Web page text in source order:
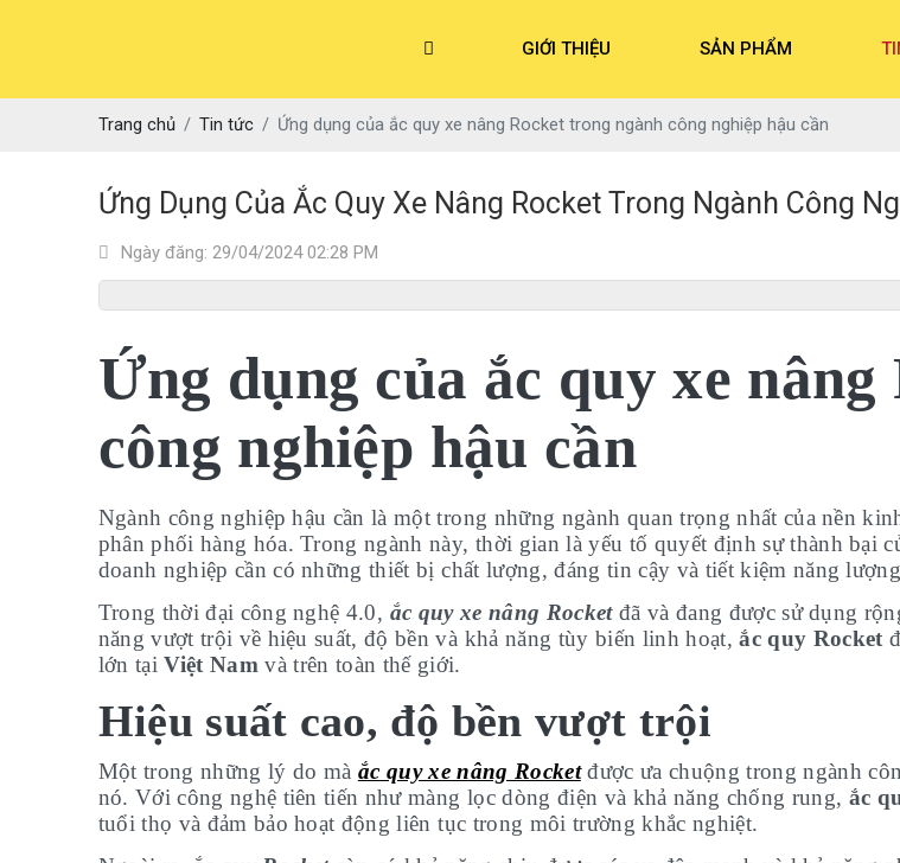
GIỚI THIỆU SẢN PHẨM
Trang chủ Tin tức Ứng dụng của ắc quy xe nâng Rocket trong ngành công nghiệp hậu cần
Ứng Dụng Của Ắc Quy Xe Nâng Rocket Trong Ngành Công
Ngày đăng: 29/04/2024 02:28 PM
Ứng dụng của ắc quy xe
công nghiệp hậu cần
Ngành công nghiệp hậu cần là một trong những ngành quan trọng nhất của nền
phân phối hàng hóa. Trong ngành này, thời gian là yếu tố quyết định sự thành bại
doanh nghiệp cần có những thiết bị chất lượng, đáng tin cậy và tiết kiệm năng
Trong thời đại công nghệ 4.0, ắc quy xe nâng Rocketđã và đang được sử dụng
năng vượt trội về hiệu suất, độ bền và khả năng tùy biến linh hoạt,ắc quy Rocket
lớn tạiViệt Nam và trên toàn thế giới.
Hiệu suất cao, độ bền vượt trội
Một trong những lý do mà ắc quy xe nâng Rocketđược ưa chuộng trong ngành
nó. Với công nghệ tiên tiến như màng lọc dòng điện và khả năng chống rung, ắc
tuổi thọ và đảm bảo hoạt động liên tục trong môi trường khắc nghiệt.